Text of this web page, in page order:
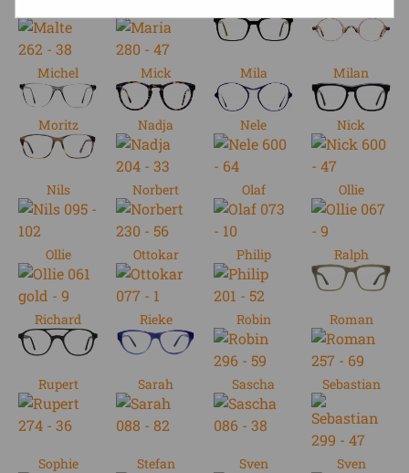
Michel Mick Mila Milan
Moritz Nadja Nele Nick
Nils Norbert Olaf Ollie
Ollie Ottokar Philip Ralph
Richard Rieke Robin Roman
Rupert Sarah Sascha Sebastian
Sophie Stefan Sven Sven